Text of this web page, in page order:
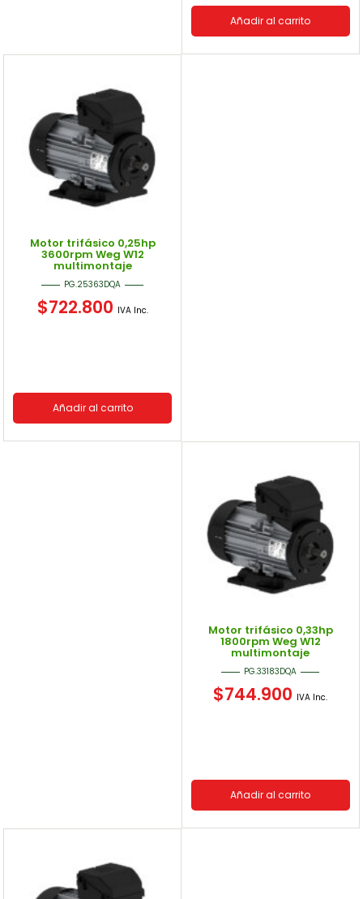
Añadir al carrito
Motor trifásico 0,25hp
3600rpm Weg W12
multimontaje
PG.25363DQA
$722.800 IVA Inc.
Añadir al carrito
Motor trifásico 0,33hp
1800rpm Weg W12
multimontaje
PG.33183DQA
$744.900 IVA Inc.
Añadir al carrito